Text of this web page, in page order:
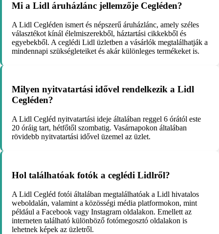
Mi a Lidl áruházlánc jellemzője Cegléden?
A Lidl Cegléden ismert és népszerű áruházlánc, amely széles
választékot kínál élelmiszerekből, háztartási cikkekből és
egyebekből. A ceglédi Lidl üzletben a vásárlók megtalálhatják a
mindennapi szükségleteiket és akár különleges termékeket is.
Milyen nyitvatartási idővel rendelkezik a Lidl
Cegléden?
A Lidl Cegléd nyitvatartási ideje általában reggel 6 órától este
20 óráig tart, hétfőtől szombatig. Vasárnapokon általában
rövidebb nyitvatartási idővel üzemel az üzlet.
Hol találhatóak fotók a ceglédi Lidlről?
A Lidl Cegléd fotói általában megtalálhatóak a Lidl hivatalos
weboldalán, valamint a közösségi média platformokon, mint
például a Facebook vagy Instagram oldalakon. Emellett az
interneten található különböző fotómegosztó oldalakon is
lehetnek képek az üzletről.